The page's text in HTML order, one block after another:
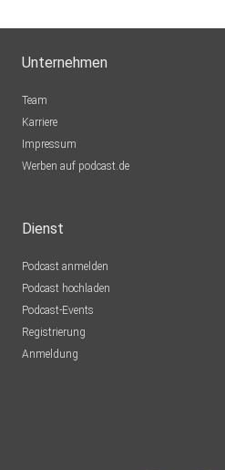
Unternehmen
Team
Karriere
Impressum
Werben auf podcast.de
Dienst
Podcast anmelden
Podcast hochladen
Podcast-Events
Registrierung
Anmeldung